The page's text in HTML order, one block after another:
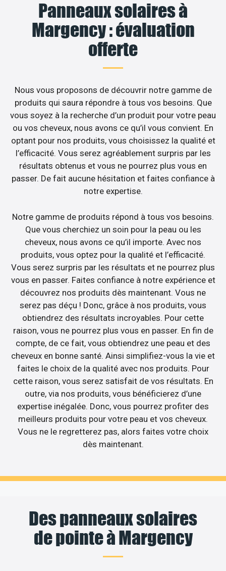
Panneaux solaires à
Margency : évaluation
offerte
Nous vous proposons de découvrir notre gamme de
produits qui saura répondre à tous vos besoins. Que
vous soyez à la recherche d’un produit pour votre peau
ou vos cheveux, nous avons ce qu’il vous convient. En
optant pour nos produits, vous choisissez la qualité et
l’efficacité. Vous serez agréablement surpris par les
résultats obtenus et vous ne pourrez plus vous en
passer. De fait aucune hésitation et faites confiance à
notre expertise.
Notre gamme de produits répond à tous vos besoins.
Que vous cherchiez un soin pour la peau ou les
cheveux, nous avons ce qu’il importe. Avec nos
produits, vous optez pour la qualité et l’efficacité.
Vous serez surpris par les résultats et ne pourrez plus
vous en passer. Faites confiance à notre expérience et
découvrez nos produits dès maintenant. Vous ne
serez pas déçu ! Donc, grâce à nos produits, vous
obtiendrez des résultats incroyables. Pour cette
raison, vous ne pourrez plus vous en passer. En fin de
compte, de ce fait, vous obtiendrez une peau et des
cheveux en bonne santé. Ainsi simplifiez-vous la vie et
faites le choix de la qualité avec nos produits. Pour
cette raison, vous serez satisfait de vos résultats. En
outre, via nos produits, vous bénéficierez d’une
expertise inégalée. Donc, vous pourrez profiter des
meilleurs produits pour votre peau et vos cheveux.
Vous ne le regretterez pas, alors faites votre choix
dès maintenant.
Des panneaux solaires
de pointe à Margency